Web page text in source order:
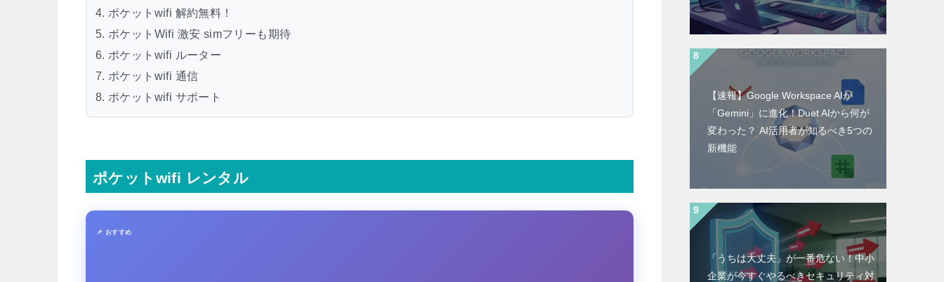
ポケットwifi 解約無料！
ポケットWifi 激安 simフリーも期待
ポケットwifi ルーター
ポケットwifi 通信
ポケットwifi サポート
ポケットwifi レンタル
📌 おすすめ
【速報】Google Workspace AIが
「Gemini」に進化！Duet AIから何が
変わった？ AI活用者が知るべき5つの
新機能
「うちは大丈夫」が一番危ない！中小
企業が今すぐやるべきセキュリティ対